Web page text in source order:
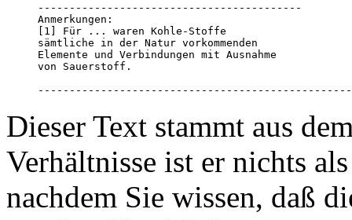
------------------------------------------
Anmerkungen:
[1] Für ... waren Kohle-Stoffe
sämtliche in der Natur vorkommenden
Elemente und Verbindungen mit Ausnahme
von Sauerstoff.
Dieser Text stammt aus
Verhältnisse ist er nichts
nachdem Sie wissen, daß